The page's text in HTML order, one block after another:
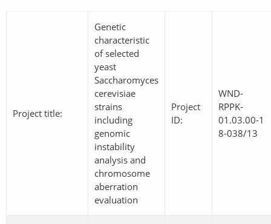
Project title:
Genetic
characteristic
of selected
yeast
Saccharomyces
cerevisiae
strains
including
genomic
instability
analysis and
chromosome
aberration
evaluation
Project
ID:
WND-
RPPK-
01.03.00-1
8-038/13